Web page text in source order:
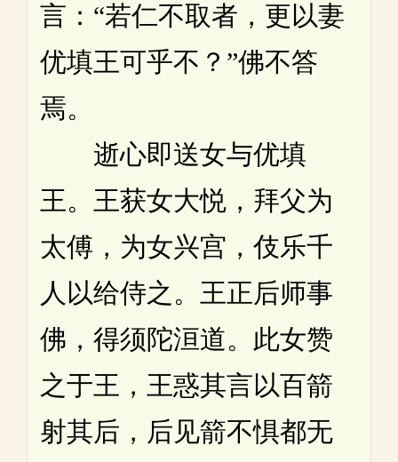
言：“若仁不取者，更以妻
优填王可乎不？”佛不答
焉。
逝心即送女与优填
王。王获女大悦，拜父为
太傅，为女兴宫，伎乐千
人以给侍之。王正后师事
佛，得须陀洹道。此女赞
之于王，王惑其言以百箭
射其后，后见箭不惧都无